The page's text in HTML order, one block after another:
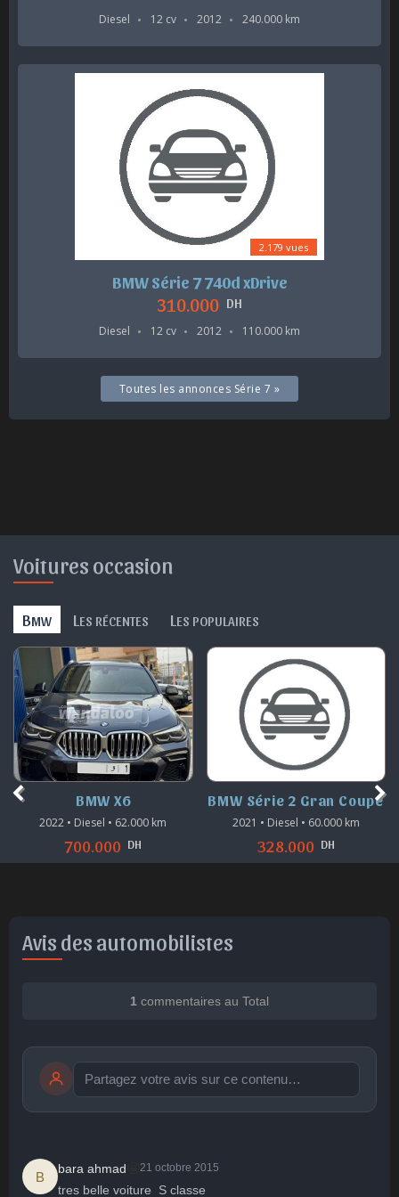
Diesel 12 cv 2012 240.000 km
2.179 vues
BMW Série 7 740d xDrive
310.000 DH
Diesel 12 cv 2012 110.000 km
Toutes les annonces Série 7 »
Voitures occasion
BMW L ES RÉCENTES L ES POPULAIRES
BMW X6
2022 • Diesel • 62.000 km
700.000 DH
BMW Série 2 Gran Coupé
2021 • Diesel • 60.000 km
328.000 DH
Avis des automobilistes
1 commentaires au Total
publication immédiate Publier
B
bara ahmad 21 octobre 2015
tres belle voiture  S classe